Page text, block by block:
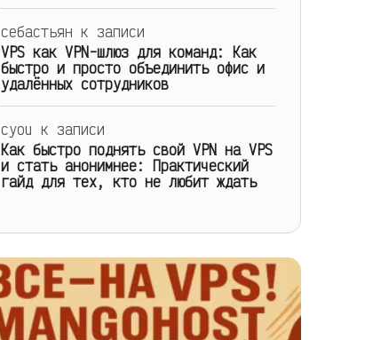
себастьян к записи
VPS как VPN-шлюз для команд: Как
быстро и просто объединить офис и
удалённых сотрудников
cyou к записи
Как быстро поднять свой VPN на VPS
и стать анонимнее: Практический
гайд для тех, кто не любит ждать